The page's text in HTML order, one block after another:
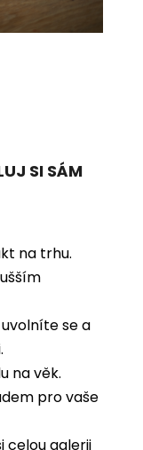
SI SÁM
na trhu.
se a
na věk.
pro vaše
celou galerii